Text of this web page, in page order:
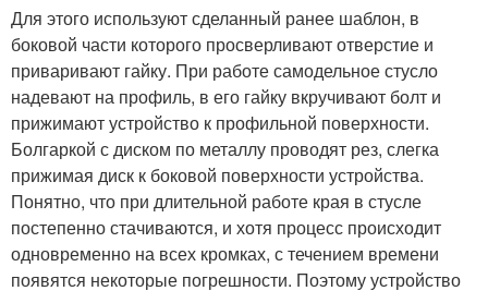
Для этого используют сделанный ранее шаблон, в
боковой части которого просверливают отверстие и
приваривают гайку. При работе самодельное стусло
надевают на профиль, в его гайку вкручивают болт и
прижимают устройство к профильной поверхности.
Болгаркой с диском по металлу проводят рез, слегка
прижимая диск к боковой поверхности устройства.
Понятно, что при длительной работе края в стусле
постепенно стачиваются, и хотя процесс происходит
одновременно на всех кромках, с течением времени
появятся некоторые погрешности. Поэтому устройство